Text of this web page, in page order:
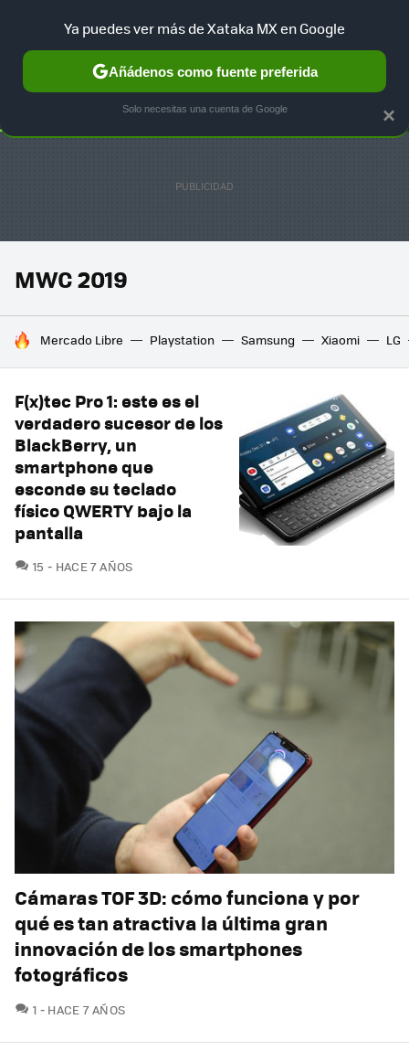
SELECCIÓN GAMING HOME AUTO TERRITORIO
MWC 2019
HOY SE HABLA DE
Mercado Libre Playstation Samsung Xiaomi LG
F(x)tec Pro 1: este es el
verdadero sucesor de los
BlackBerry, un
smartphone que
esconde su teclado
físico QWERTY bajo la
pantalla
15 COMENTARIOS
HACE 7 AÑOS
Cámaras TOF 3D: cómo funciona y por
qué es tan atractiva la última gran
innovación de los smartphones
fotográficos
1 COMENTARIOS
HACE 7 AÑOS
×
Ya puedes ver más de Xataka MX en Google
Añádenos como fuente preferida
Solo necesitas una cuenta de Google